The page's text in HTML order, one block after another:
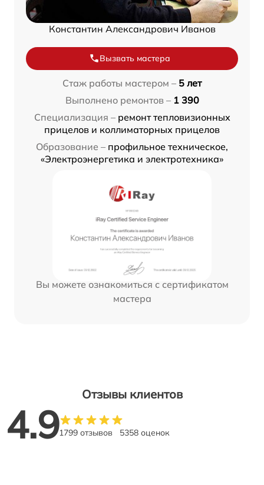
Константин Александрович Иванов
Вызвать мастера
Стаж работы мастером – 5 лет
Выполнено ремонтов – 1 390
Специализация – ремонт тепловизионных
прицелов и коллиматорных прицелов
Образование – профильное техническое,
«Электроэнергетика и электротехника»
Вы можете ознакомиться с сертификатом
мастера
Отзывы клиентов
4.91799 отзывов 5358 оценок